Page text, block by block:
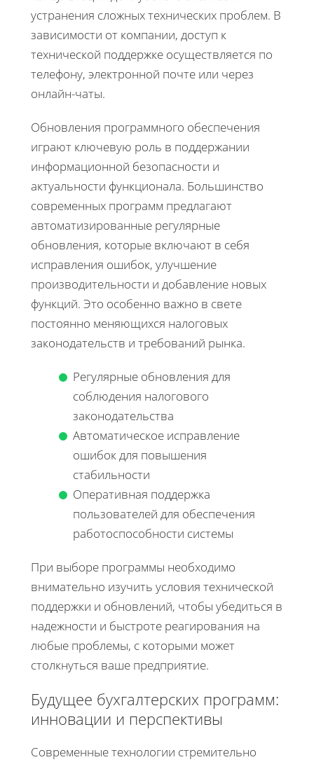
устранения сложных технических проблем. В
зависимости от компании, доступ к
технической поддержке осуществляется по
телефону, электронной почте или через
онлайн-чаты.
Обновления программного обеспечения
играют ключевую роль в поддержании
информационной безопасности и
актуальности функционала. Большинство
современных программ предлагают
автоматизированные регулярные
обновления, которые включают в себя
исправления ошибок, улучшение
производительности и добавление новых
функций. Это особенно важно в свете
постоянно меняющихся налоговых
законодательств и требований рынка.
Регулярные обновления для
соблюдения налогового
законодательства
Автоматическое исправление
ошибок для повышения
стабильности
Оперативная поддержка
пользователей для обеспечения
работоспособности системы
При выборе программы необходимо
внимательно изучить условия технической
поддержки и обновлений, чтобы убедиться в
надежности и быстроте реагирования на
любые проблемы, с которыми может
столкнуться ваше предприятие.
Будущее бухгалтерских программ:
инновации и перспективы
Современные технологии стремительно